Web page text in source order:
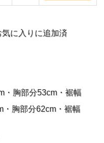
気に入りに追加済
・胸部分53cm・裾幅
・胸部分62cm・裾幅